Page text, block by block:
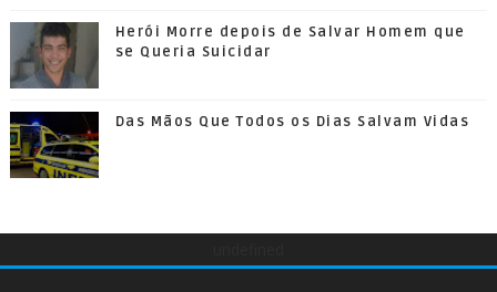
Herói Morre depois de Salvar Homem que
se Queria Suicidar
Das Mãos Que Todos os Dias Salvam Vidas